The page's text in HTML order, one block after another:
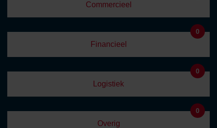
Commercieel
Financieel
0
Logistiek
0
Overig
0